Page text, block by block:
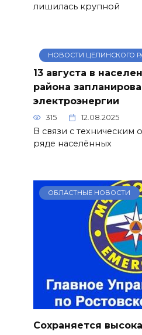
лишилась крупной
НОВОСТИ ЦЕЛИНСКОГО
13 августа в
района
электроэнергии
315 12.08.2025
В связи с техническим
ряде населённых
ОБЛАСТНЫЕ НОВОСТИ
Сохраняется